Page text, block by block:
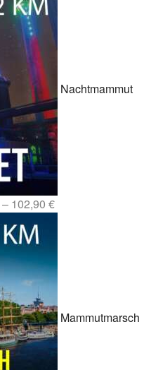
Nachtmammut
– 102,90 €
Mammutmarsch